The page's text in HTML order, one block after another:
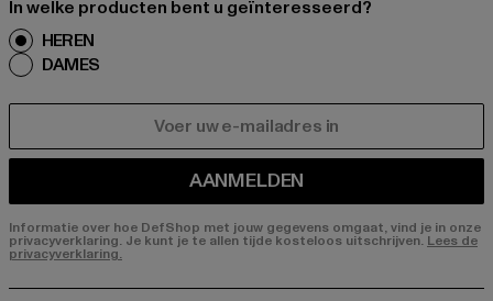
In welke producten bent u geïnteresseerd?
HEREN
DAMES
AANMELDEN
Informatie over hoe DefShop met jouw gegevens omgaat, vind je in onze
privacyverklaring. Je kunt je te allen tijde kosteloos uitschrijven. Lees de
privacyverklaring.